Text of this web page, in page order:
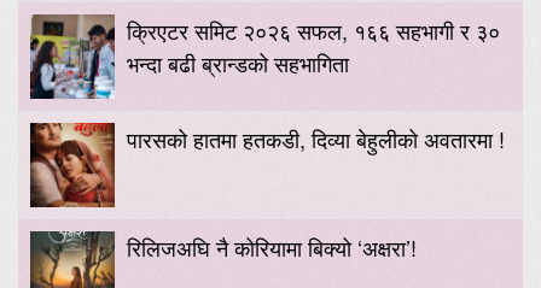
क्रिएटर समिट २०२६ सफल, १६६ सहभागी र ३०
भन्दा बढी ब्रान्डको सहभागिता
पारसको हातमा हतकडी, दिव्या बेहुलीको अवतारमा !
रिलिजअघि नै कोरियामा बिक्यो ‘अक्षरा’!